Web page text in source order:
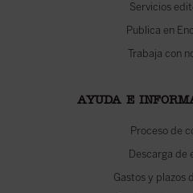
Servicios
Publica en
Trabaja con
AYUDA E
Proceso de
Descarga de
Gastos y plazos